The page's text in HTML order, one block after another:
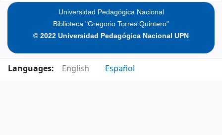
Universidad Pedagógica Nacional
Biblioteca "Gregorio Torres Quintero"
© 2022 Universidad Pedagógica Nacional UPN
Languages: English Español